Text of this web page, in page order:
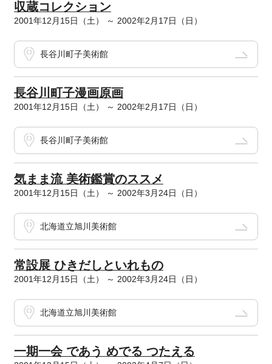
収蔵コレクション
2001年12月15日（土） ～ 2002年2月17日（日）
長谷川町子美術館
長谷川町子漫画原画
2001年12月15日（土） ～ 2002年2月17日（日）
長谷川町子美術館
気まま流 美術鑑賞のススメ
2001年12月15日（土） ～ 2002年3月24日（日）
北海道立旭川美術館
常設展 ひきだしといれもの
2001年12月15日（土） ～ 2002年3月24日（日）
北海道立旭川美術館
一期一会 であう めでる つたえる